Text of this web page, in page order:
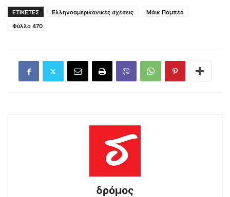
ΕΤΙΚΕΤΕΣ Ελληνοαμερικανικές σχέσεις
Μάικ Πομπέο
Φύλλο 470
δρόμος